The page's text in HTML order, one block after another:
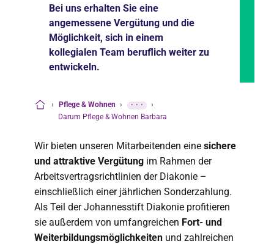
Bei uns erhalten Sie eine
angemessene Vergütung und die
Möglichkeit, sich in einem
kollegialen Team beruflich weiter zu
entwickeln.
› Pflege & Wohnen › ···
›
Darum Pflege & Wohnen Barbara
Wir bieten unseren Mitarbeitenden eine sichere
und attraktive Vergütung im Rahmen der
Arbeitsvertragsrichtlinien der Diakonie –
einschließlich einer jährlichen Sonderzahlung.
Als Teil der Johannesstift Diakonie profitieren
sie außerdem von umfangreichen Fort- und
Weiterbildungsmöglichkeiten und zahlreichen